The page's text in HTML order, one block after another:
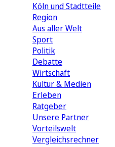
Köln und Stadtteile
Region
Aus aller Welt
Sport
Politik
Debatte
Wirtschaft
Kultur & Medien
Erleben
Ratgeber
Unsere Partner
Vorteilswelt
Vergleichsrechner